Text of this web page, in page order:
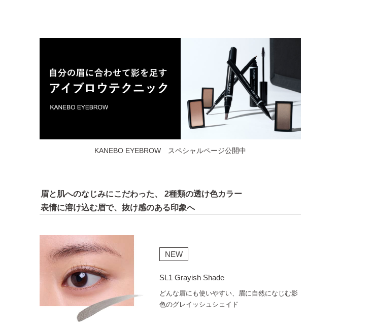
KANEBO EYEBROW スペシャルページ公開中
眉と肌へのなじみにこだわった、
2種類の透け色カラー
表情に溶け込む眉で、抜け感のある印象へ
NEW
SL1 Grayish Shade
どんな眉にも使いやすい、眉に自然になじむ影
色のグレイッシュシェイド